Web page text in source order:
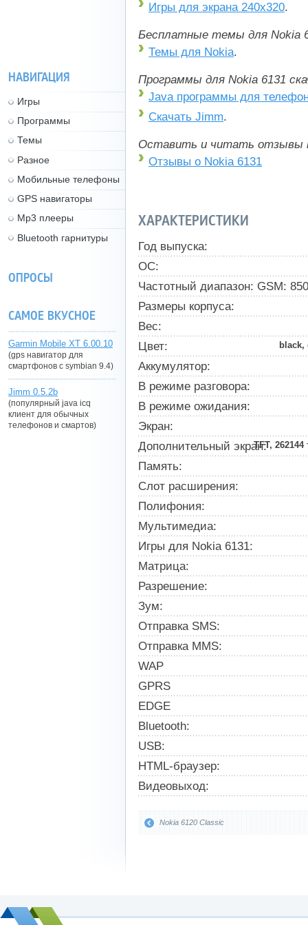
Игры для экрана 240x320.
Бесплатные темы для Nokia
Темы для Nokia.
Программы для Nokia 6131
Java программы для
Скачать Jimm.
Оставить и читать отзывы
Отзывы о Nokia 6131
ХАРАКТЕРИСТИКИ
Год выпуска:
ОС:
Частотный диапазон: GSM:
Размеры корпуса:
Вес:
Цвет:
black,
Аккумулятор:
В режиме разговора:
В режиме ожидания:
Экран:
Дополнительный экран:
TFT,
Память:
Слот расширения:
Полифония:
Мультимедиа:
Игры для Nokia 6131:
Матрица:
Разрешение:
Зум:
Отправка SMS:
Отправка MMS:
WAP
GPRS
EDGE
Bluetooth:
USB:
HTML-браузер:
Видеовыход:
Nokia 6120 Classic
НАВИГАЦИЯ
Игры
Программы
Темы
Разное
Мобильные телефоны
GPS навигаторы
Mp3 плееры
Bluetooth гарнитуры
ОПРОСЫ
САМОЕ ВКУСНОЕ
Garmin Mobile XT 6.00.10
(gps навигатор для
смартфонов с symbian 9.4)
Jimm 0.5.2b
(популярный java icq
клиент для обычных
телефонов и смартов)